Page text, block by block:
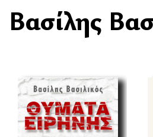
Βασίλης